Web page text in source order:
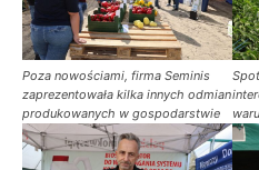
Poza nowościami, firma Seminis
zaprezentowała kilka innych odmian
produkowanych w gospodarstwie